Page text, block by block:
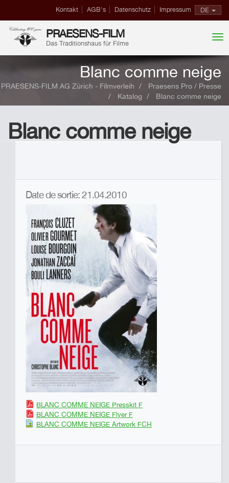
DE
Kontakt AGB's Datenschutz Impressum
PRAESENS-FILM
Das Traditionshaus für Filme
Blanc comme neige
PRAESENS-FILM AG Zürich - Filmverleih
Praesens Pro / Presse
Katalog
Blanc comme neige
Blanc comme neige
Date de sortie: 21.04.2010
BLANC COMME NEIGE Presskit F
BLANC COMME NEIGE Flyer F
BLANC COMME NEIGE Artwork FCH